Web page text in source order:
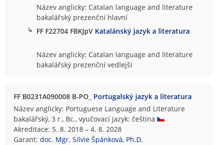
Název anglicky: Catalan language and literature
bakalářský prezenční hlavní
↳ FF F22704 FBKJpV Katalánský jazyk a literatura
Název anglicky: Catalan language and literature
bakalářský prezenční vedlejší
FF B0231A090008 B-PO_ Portugalský jazyk a literatura
Název anglicky: Portuguese Language and Literature
bakalářský, 3 r., Bc., vyučovací jazyk: čeština
Akreditace: 5. 8. 2018 – 4. 8. 2028
Garant:doc. Mgr. Silvie Špánková, Ph.D.